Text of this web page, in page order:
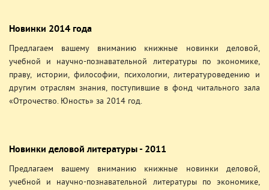
Новинки 2014 года
Предлагаем вашему вниманию книжные новинки деловой,
учебной и научно-познавательной литературы по экономике,
праву, истории, философии, психологии, литературоведению и
другим отраслям знания, поступившие в фонд читального зала
«Отрочество. Юность» за 2014 год.
Новинки деловой литературы - 2011
Предлагаем вашему вниманию книжные новинки деловой,
учебной и научно-познавательной литературы по экономике,